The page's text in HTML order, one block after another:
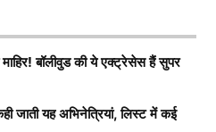
सीरीज के लिए भारत की 16
की हुई वापसी
Deepika
बॉलीवुड की ये एक्ट्रेसेस हैं सुपर
जाती यह अभिनेत्रियां, लिस्ट में कई